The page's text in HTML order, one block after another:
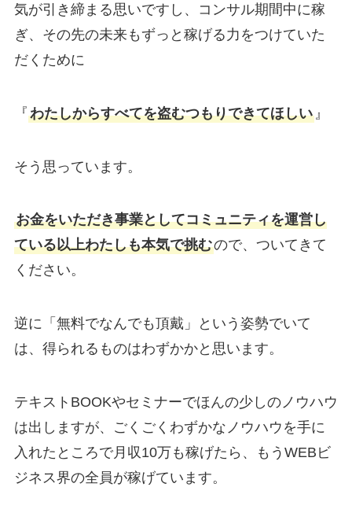
気が引き締まる思いですし、コンサル期間中に稼
ぎ、その先の未来もずっと稼げる力をつけていた
だくために
『わたしからすべてを盗むつもりできてほしい』
そう思っています。
お金をいただき事業としてコミュニティを運営し
ている以上わたしも本気で挑むので、ついてきて
ください。
逆に「無料でなんでも頂戴」という姿勢でいて
は、得られるものはわずかかと思います。
テキストBOOKやセミナーでほんの少しのノウハウ
は出しますが、ごくごくわずかなノウハウを手に
入れたところで月収10万も稼げたら、もうWEBビ
ジネス界の全員が稼げています。